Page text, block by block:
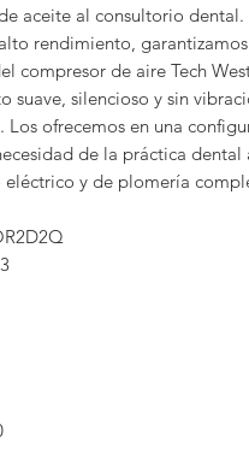
aceite al consultorio dental.
rendimiento,
compresor de aire Tech
suave, silencioso y sin
ofrecemos en una
de la práctica dental
eléctrico y de plomería